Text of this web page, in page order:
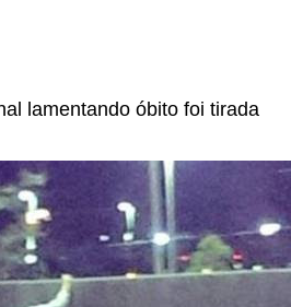
lamentando óbito foi tirada